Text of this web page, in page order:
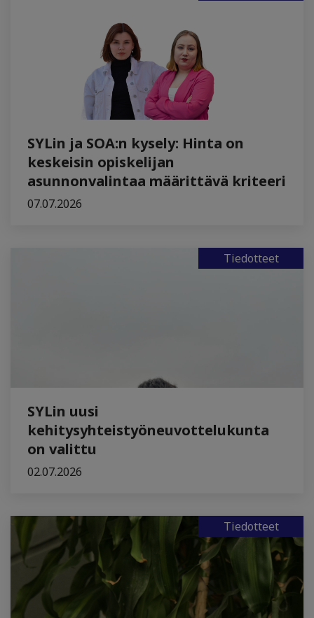
SYLin ja SOA:n kysely: Hinta on
keskeisin opiskelijan
asunnonvalintaa määrittävä kriteeri
07.07.2026
Tiedotteet
SYLin uusi
kehitysyhteistyöneuvottelukunta
on valittu
02.07.2026
Tiedotteet